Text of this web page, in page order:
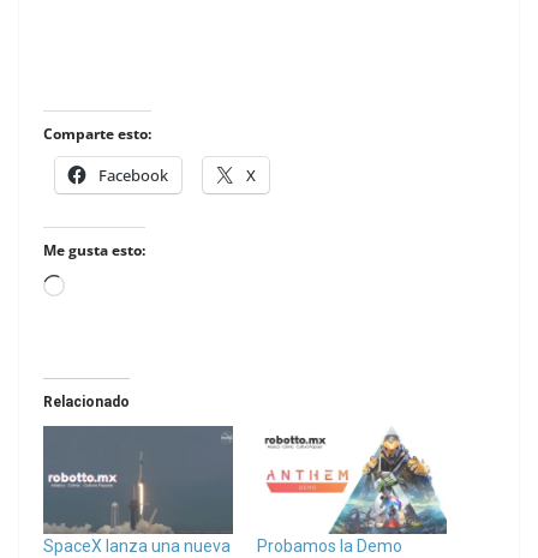
Comparte esto:
Facebook X
Me gusta esto:
Loading…
Relacionado
SpaceX lanza una nueva
Probamos la Demo